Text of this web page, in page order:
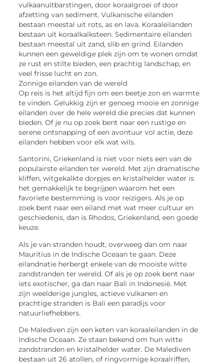
vulkaanuitbarstingen, door koraalgroei of door
afzetting van sediment. Vulkanische eilanden
bestaan meestal uit rots, as en lava. Koraaleilanden
bestaan uit koraalkalksteen. Sedimentaire eilanden
bestaan meestal uit zand, slib en grind. Eilanden
kunnen een geweldige plek zijn om te wonen omdat
ze rust en stilte bieden, een prachtig landschap, en
veel frisse lucht en zon.
Zonnige eilanden van de wereld
Op reis is het altijd fijn om een beetje zon en warmte
te vinden. Gelukkig zijn er genoeg mooie en zonnige
eilanden over de hele wereld die precies dat kunnen
bieden. Of je nu op zoek bent naar een rustige en
serene ontsnapping of een avontuur vol actie, deze
eilanden hebben voor elk wat wils.
Santorini, Griekenland is niet voor niets een van de
populairste eilanden ter wereld. Met zijn dramatische
kliffen, witgekalkte dorpjes en kristalhelder water is
het gemakkelijk te begrijpen waarom het een
favoriete bestemming is voor reizigers. Als je op
zoek bent naar een eiland met wat meer cultuur en
geschiedenis, dan is Rhodos, Griekenland, een goede
keuze.
Als je van stranden houdt, overweeg dan om naar
Mauritius in de Indische Oceaan te gaan. Deze
eilandnatie herbergt enkele van de mooiste witte
zandstranden ter wereld. Of als je op zoek bent naar
iets exotischer, ga dan naar Bali in Indonesië. Met
zijn weelderige jungles, actieve vulkanen en
prachtige stranden is Bali een paradijs voor
natuurliefhebbers.
De Malediven zijn een keten van koraaleilanden in de
Indische Oceaan. Ze staan bekend om hun witte
zandstranden en kristalhelder water. De Malediven
bestaan uit 26 atollen, of ringvormige koraalriffen,